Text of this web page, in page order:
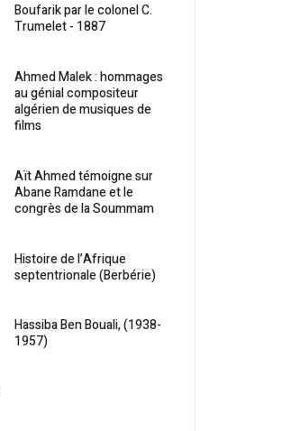
Boufarik par le colonel C.
Trumelet - 1887
Ahmed Malek : hommages
au génial compositeur
algérien de musiques de
films
Aït Ahmed témoigne sur
Abane Ramdane et le
congrès de la Soummam
Histoire de l’Afrique
septentrionale (Berbérie)
Hassiba Ben Bouali, (1938-
1957)